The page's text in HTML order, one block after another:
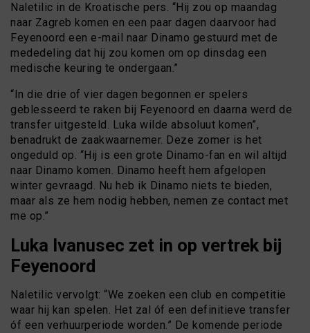
Naletilic in de Kroatische pers. “Hij zou op maandag
naar Zagreb komen en een paar dagen daarvoor had
Feyenoord een e-mail naar Dinamo gestuurd met de
mededeling dat hij zou komen om op dinsdag een
medische keuring te ondergaan.”
“In die drie of vier dagen begonnen er spelers
geblesseerd te raken bij Feyenoord en daarna werd de
transfer uitgesteld. Luka wilde absoluut komen”,
benadrukt de zaakwaarnemer. Deze zomer is het
ongeduld op. “Hij is een grote Dinamo-fan en wil altijd
naar Dinamo komen. Dinamo heeft hem afgelopen
winter gevraagd. Nu heb ik Dinamo niets te bieden,
maar als ze hem nodig hebben, nemen ze contact met
me op.”
Luka Ivanusec zet in op vertrek bij
Feyenoord
Naletilic vervolgt: “We zoeken een club en competitie
waar hij kan spelen. Het zal óf een definitieve transfer
óf een verhuurperiode worden.” De komende periode